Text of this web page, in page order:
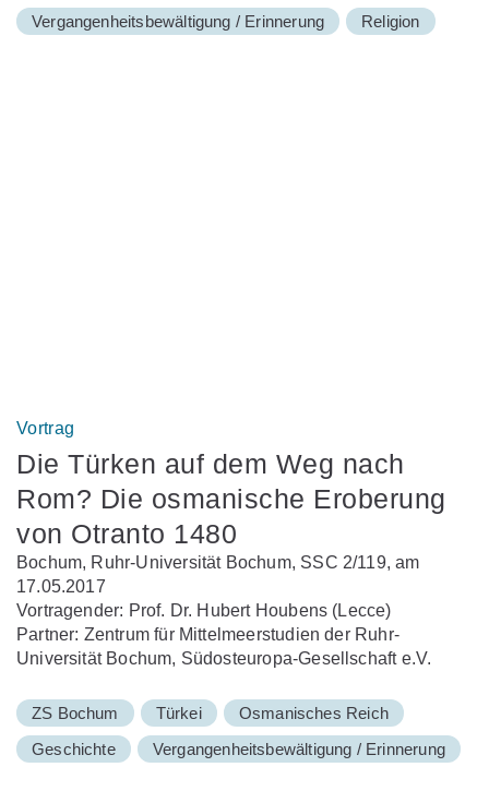
Vergangenheitsbewältigung / Erinnerung Religion
Vortrag
Die Türken auf dem Weg nach
Rom? Die osmanische Eroberung
von Otranto 1480
Bochum, Ruhr-Universität Bochum, SSC 2/119, am
17.05.2017
Vortragender: Prof. Dr. Hubert Houbens (Lecce)
Partner: Zentrum für Mittelmeerstudien der Ruhr-
Universität Bochum, Südosteuropa-Gesellschaft e.V.
ZS Bochum Türkei
Osmanisches Reich
Geschichte
Vergangenheitsbewältigung / Erinnerung